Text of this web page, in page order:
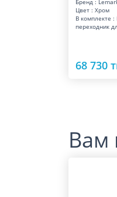
Бренд :
Цвет : Хром
В комплекте :
переходник
68 730
Вам